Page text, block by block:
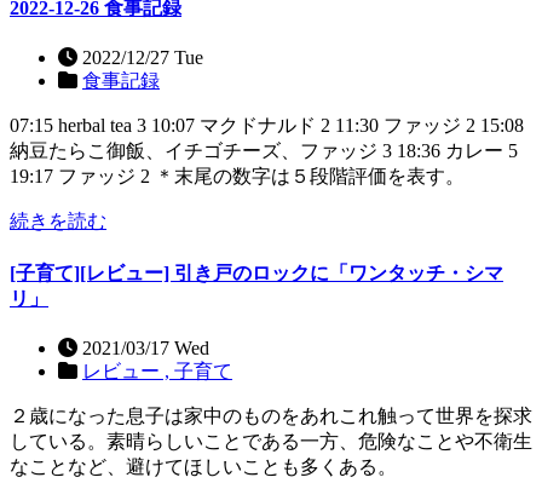
2022-12-26 食事記録
2022/12/27 Tue
食事記録
07:15 herbal tea 3 10:07 マクドナルド 2 11:30 ファッジ 2 15:08
納豆たらこ御飯、イチゴチーズ、ファッジ 3 18:36 カレー 5
19:17 ファッジ 2 ＊末尾の数字は５段階評価を表す。
続きを読む
[子育て][レビュー] 引き戸のロックに「ワンタッチ・シマ
リ」
2021/03/17 Wed
レビュー , 子育て
２歳になった息子は家中のものをあれこれ触って世界を探求
している。素晴らしいことである一方、危険なことや不衛生
なことなど、避けてほしいことも多くある。